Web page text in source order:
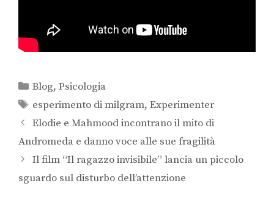
Blog,Psicologia
esperimento di milgram,Experimenter
Elodie e Mahmood incontrano il mito di
Andromeda e danno voce alle sue fragilità
Il film “Il ragazzo invisibile” lancia un piccolo
sguardo sul disturbo dell’attenzione